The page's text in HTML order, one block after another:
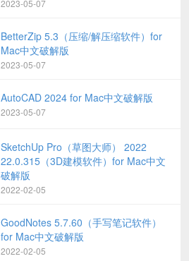
2023-05-07
BetterZip 5.3（压缩/解压缩软件）for
Mac中文破解版
2023-05-07
AutoCAD 2024 for Mac中文破解版
2023-05-07
SketchUp Pro（草图大师） 2022
22.0.315（3D建模软件）for Mac中文
破解版
2022-02-05
GoodNotes 5.7.60（手写笔记软件）
for Mac中文破解版
2022-02-05